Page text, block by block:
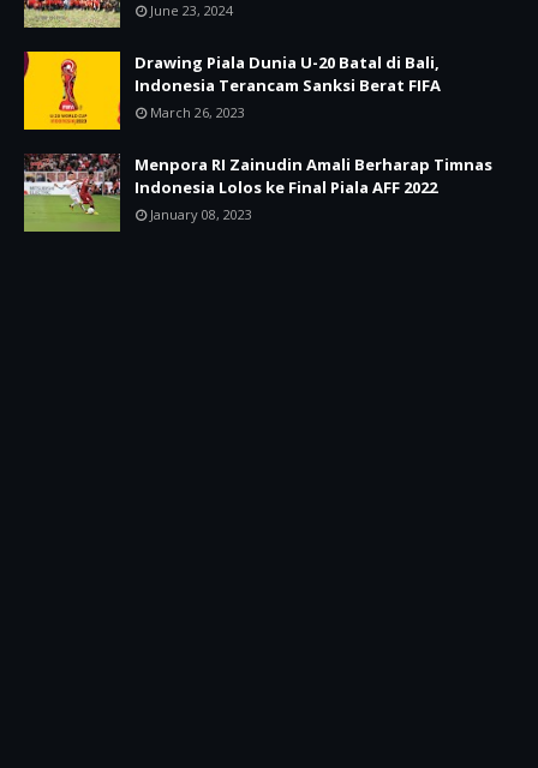
June 23, 2024
Drawing Piala Dunia U-20 Batal di Bali,
Indonesia Terancam Sanksi Berat FIFA
March 26, 2023
Menpora RI Zainudin Amali Berharap Timnas
Indonesia Lolos ke Final Piala AFF 2022
January 08, 2023